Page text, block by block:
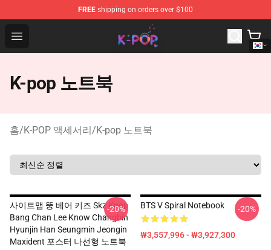
FREE shipping on orders over $100
Open menu
K-pop Store - Official K-pop Merchandise Shop
K-pop 노트북
홈/K-POP 액세서리/K-pop 노트북
사이트맵 뚱 베어 키즈 Skz Kpop
Bang Chan Lee Know Changbin
Hyunjin Han Seungmin Jeongin
Maxident 포스터 나선형 노트북
-20% BTS V Spiral Notebook
₩3,557,996 - ₩3,927,300
-20%